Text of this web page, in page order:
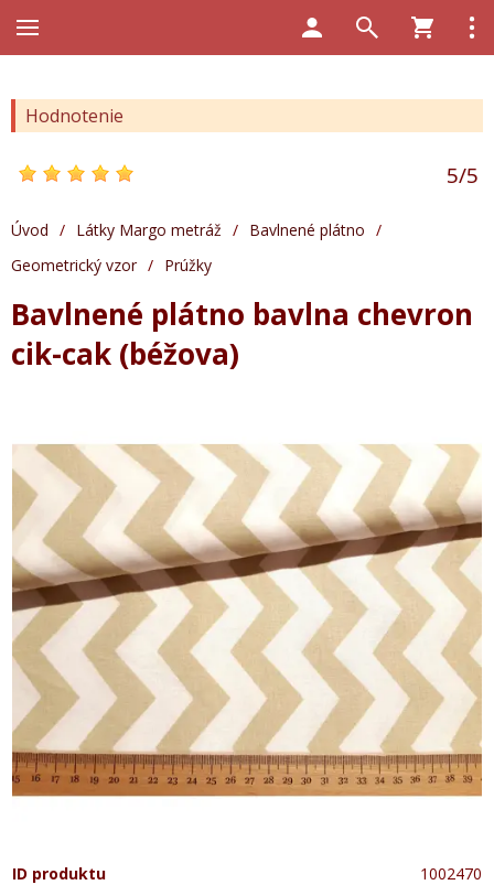
Hodnotenie
5/5
Úvod / Látky Margo metráž / Bavlnené plátno /
Geometrický vzor / Prúžky
Bavlnené plátno bavlna chevron
cik-cak (béžova)
ID produktu
1002470